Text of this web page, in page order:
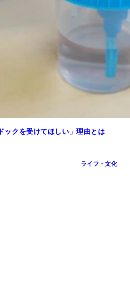
ックを受けてほしい」理由とは
ライフ・文化